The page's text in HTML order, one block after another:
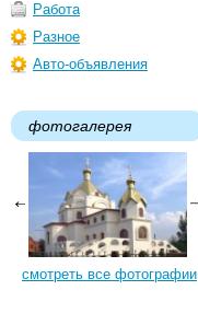
Работа
Разное
Авто-объявления
фотогалерея
смотреть все фотографии